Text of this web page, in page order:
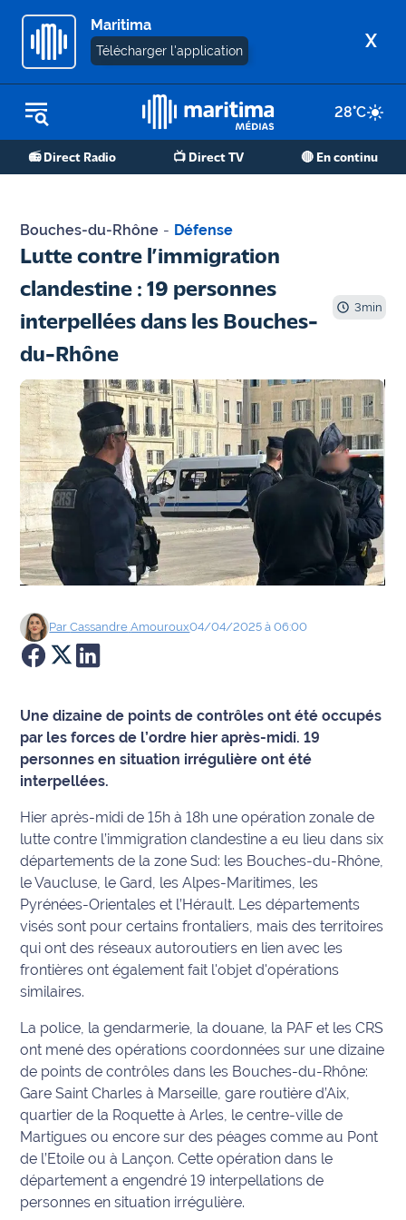
Maritima
Télécharger l'application X
28°C
📻 Direct Radio 📺 Direct TV 🔴 En continu
REPLAY RADIO
REPLAY TV
Martigues
de Berre
Marseille
- Aix
OM
Agenda
Faits
divers
Sports
Société
Culture
Éducation
Emploi
Info
route
Justice
Loisirs
Météo
Politique
Santé
Social
Transport
National
Bouches-du-Rhône - Défense
Lutte contre l’immigration
clandestine : 19 personnes
interpellées dans les Bouches-
du-Rhône
3min
ParCassandre Amouroux04/04/2025 à 06:00
Une dizaine de points de contrôles ont été occupés
par les forces de l’ordre hier après-midi. 19
personnes en situation irrégulière ont été
interpellées.
Hier après-midi de 15h à 18h une opération zonale de
lutte contre l’immigration clandestine a eu lieu dans six
départements de la zone Sud: les Bouches-du-Rhône,
le Vaucluse, le Gard, les Alpes-Maritimes, les
Pyrénées-Orientales et l’Hérault. Les départements
visés sont pour certains frontaliers, mais des territoires
qui ont des réseaux autoroutiers en lien avec les
frontières ont également fait l'objet d'opérations
similaires.
La police, la gendarmerie, la douane, la PAF et les CRS
ont mené des opérations coordonnées sur une dizaine
de points de contrôles dans les Bouches-du-Rhône:
Gare Saint Charles à Marseille, gare routière d’Aix,
quartier de la Roquette à Arles, le centre-ville de
Martigues ou encore sur des péages comme au Pont
de l’Etoile ou à Lançon. Cette opération dans le
département a engendré 19 interpellations de
personnes en situation irrégulière.